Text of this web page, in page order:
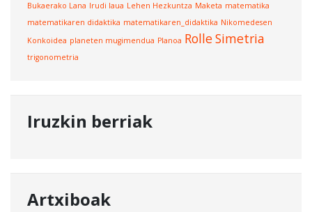
Bukaerako Lana Irudi laua Lehen Hezkuntza Maketa matematika
matematikaren didaktika matematikaren_didaktika Nikomedesen
Konkoidea planeten mugimendua Planoa RolleSimetria
trigonometria
Iruzkin berriak
Artxiboak